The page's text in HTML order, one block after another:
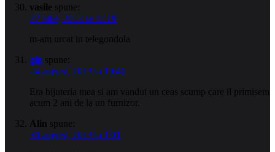
vasile spune:
27 iulie, 2013 la 11:19
m-am urcat in telegondola
gin spune:
24 august, 2013 la 19:41
Era bijuteria mea si am vandut un ceas scump care il primisem
acum 2 ani de la un furnizor.
Alin spune:
30 august, 2013 la 1:01